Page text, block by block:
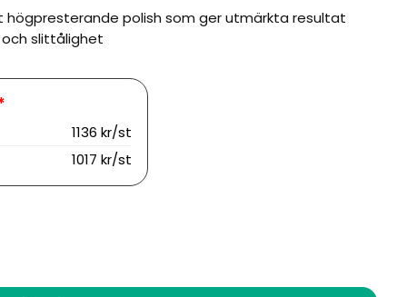
polish som ger utmärkta resultat
slittålighet
1136 kr/st
1017 kr/st